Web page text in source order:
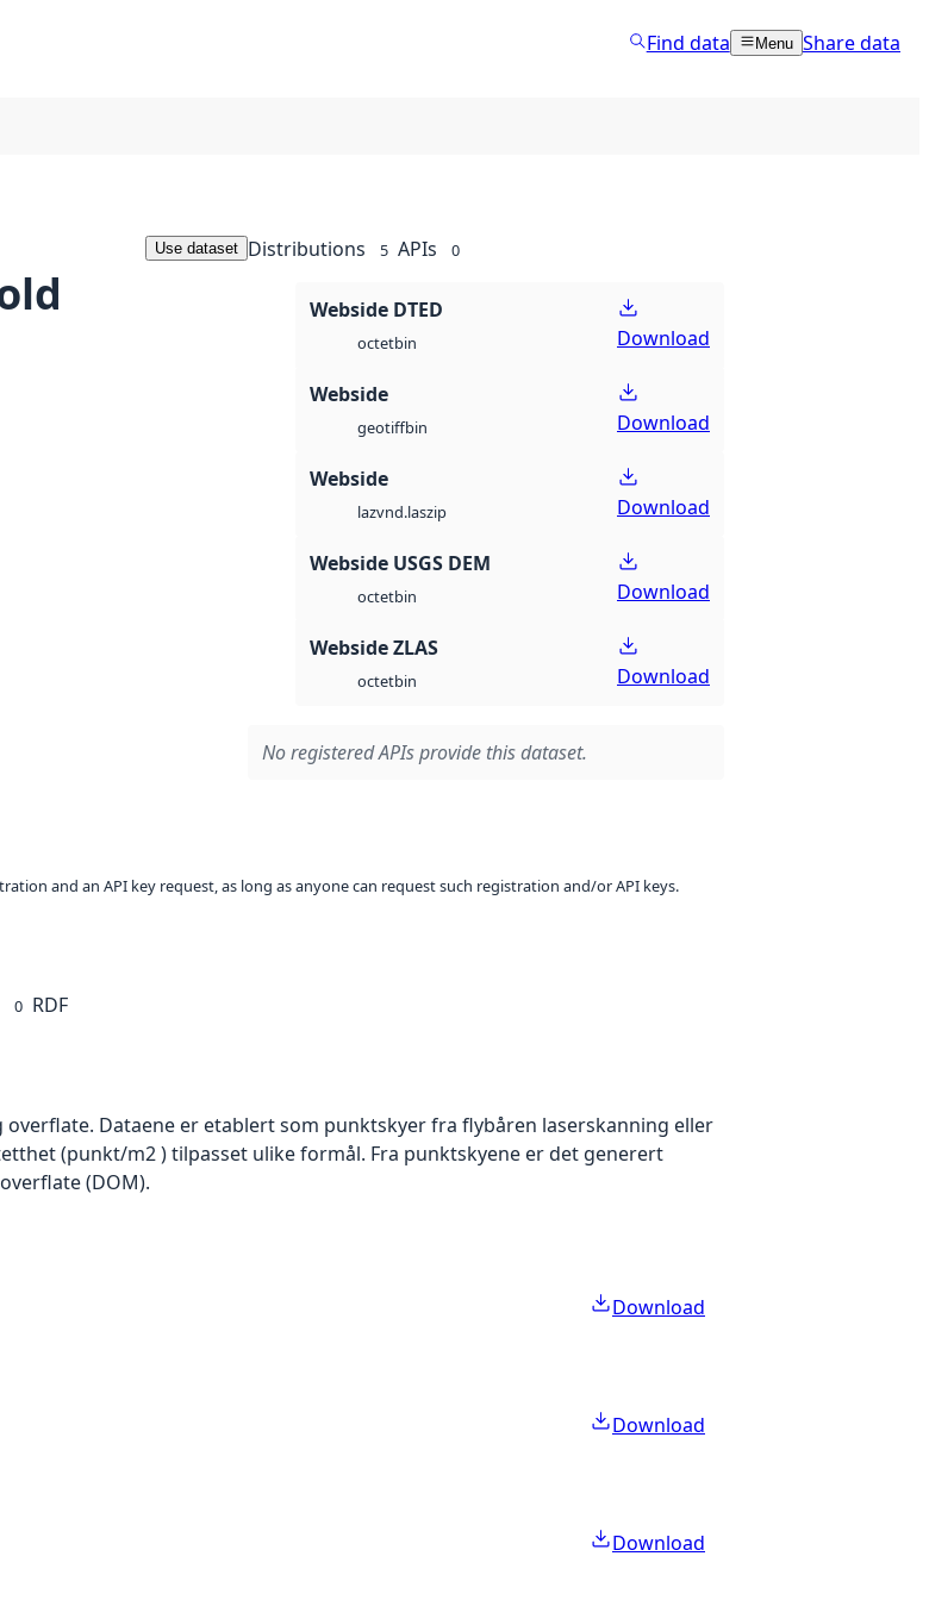
Find data Menu Share data
Use dataset Distributions 5 APIs 0
Webside DTED
octetbin Download
Webside
geotiffbin Download
Webside
lazvnd.laszip Download
Webside USGS DEM
octetbin Download
Webside ZLAS
octetbin Download
No registered APIs provide this dataset.
and an API key request, as long as anyone can request such registration and/or API keys.
0 RDF
Dataene er etablert som punktskyer fra flybåren laserskanning eller
(punkt/m2 ) tilpasset ulike formål. Fra punktskyene er det generert
(DOM).
Download
Download
Download